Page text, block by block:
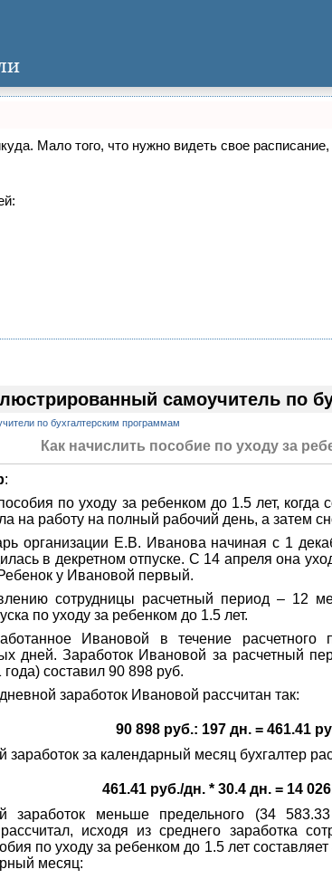
Мало того, что нужно видеть свое
самоучитель по
по бухгалтерским программам
Как начислить пособие по уходу за
:
по уходу за ребенком до 1.5 лет, когда
на работу на полный рабочий день, а затем
организации Е.В. Иванова начиная с 1
в декретном отпуске. С 14 апреля она
у Ивановой первый.
сотрудницы расчетный период – 12
по уходу за ребенком до 1.5 лет.
Ивановой в течение расчетного
дней. Заработок Ивановой за расчетный
составил 90 898 руб.
заработок Ивановой рассчитан так:
90 898 руб.: 197 дн. = 461.41
заработок за календарный месяц бухгалтер
461.41 руб./дн. * 30.4 дн. = 14
заработок меньше предельного (34
рассчитал, исходя из среднего заработка
по уходу за ребенком до 1.5 лет
месяц: